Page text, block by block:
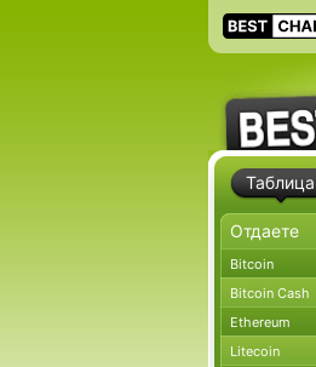
Таблица
Bitcoin
Bitcoin Cash
Ethereum
Litecoin